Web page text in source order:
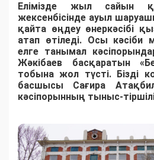
Елімізде жыл сайын
жексенбісінде ауыл
қайта өңдеу өнеркәсібі
атап өтіледі. Осы кәсіби
елге танымал
Жәкібаев басқаратын
тобына жол түсті. Бізді
басшысы Сағира
кәсіпорынның тыныс-